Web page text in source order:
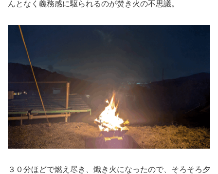
んとなく義務感に駆られるのが焚き火の不思議。
３０分ほどで燃え尽き、熾き火になったので、そろそろ夕